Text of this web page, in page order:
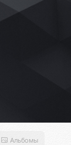
Альбомы